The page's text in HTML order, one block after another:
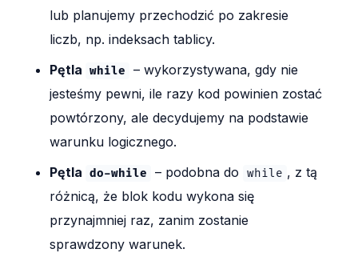
lub planujemy przechodzić po zakresie
liczb, np. indeksach tablicy.
Pętla
while
– wykorzystywana, gdy nie
jesteśmy pewni, ile razy kod powinien zostać
powtórzony, ale decydujemy na podstawie
warunku logicznego.
Pętla
do-while – podobna do while , z tą
różnicą, że blok kodu wykona się
przynajmniej raz, zanim zostanie
sprawdzony warunek.